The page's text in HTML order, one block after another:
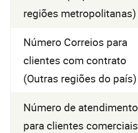
regiões metropolitanas)
Número Correios para
clientes com contrato
(Outras regiões do país)
Número de atendimento
para clientes comerciais